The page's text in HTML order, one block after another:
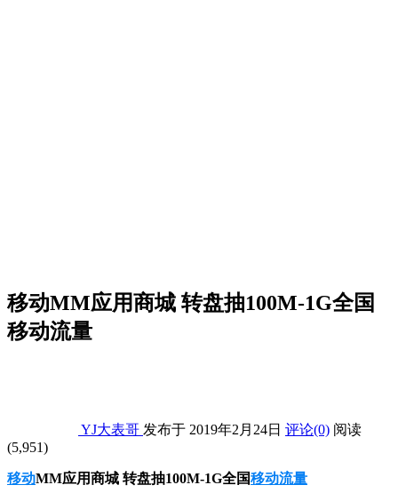
移动MM应用商城 转盘抽100M-1G全国
移动流量
YJ大表哥 发布于 2019年2月24日 评论(0) 阅读
(5,951)
移动MM应用商城 转盘抽100M-1G全国移动流量